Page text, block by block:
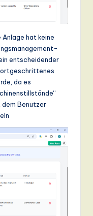
Anlage hat keine
entscheidender
da es
dem Benutzer